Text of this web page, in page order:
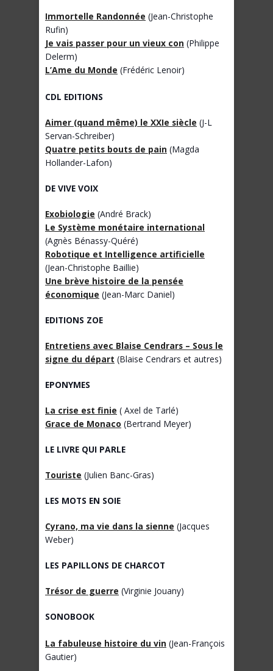
Immortelle Randonnée (Jean-Christophe
Rufin)
Je vais passer pour un vieux con (Philippe
Delerm)
L’Ame du Monde (Frédéric Lenoir)
CDL EDITIONS
Aimer (quand même) le XXIe siècle (J-L
Servan-Schreiber)
Quatre petits bouts de pain (Magda
Hollander-Lafon)
DE VIVE VOIX
Exobiologie (André Brack)
Le Système monétaire international
(Agnès Bénassy-Quéré)
Robotique et Intelligence artificielle
(Jean-Christophe Baillie)
Une brève histoire de la pensée
économique (Jean-Marc Daniel)
EDITIONS ZOE
Entretiens avec Blaise Cendrars – Sous le
signe du départ (Blaise Cendrars et autres)
EPONYMES
La crise est finie ( Axel de Tarlé)
Grace de Monaco (Bertrand Meyer)
LE LIVRE QUI PARLE
Touriste (Julien Banc-Gras)
LES MOTS EN SOIE
Cyrano, ma vie dans la sienne (Jacques
Weber)
LES PAPILLONS DE CHARCOT
Trésor de guerre (Virginie Jouany)
SONOBOOK
La fabuleuse histoire du vin (Jean-François
Gautier)